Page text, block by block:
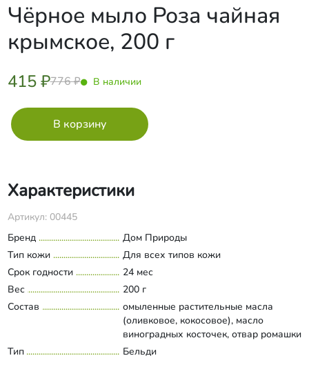
Чёрное мыло Роза чайная
крымское, 200 г
415 ₽776 ₽ В наличии
Характеристики
Артикул: 00445
Бренд
Дом Природы
Тип кожи
Для всех типов кожи
Срок годности
24 мес
Вес
200 г
Состав
омыленные растительные масла
(оливковое, кокосовое), масло
виноградных косточек, отвар ромашки
и лепестков чайной розы, зола
Развернуть состав
Тип Бельди